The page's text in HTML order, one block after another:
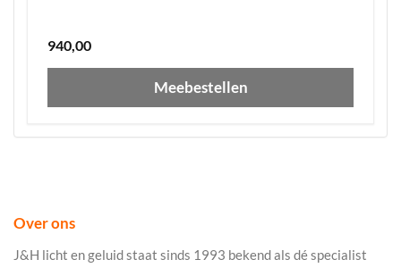
940,00
Meebestellen
Over ons
J&H licht en geluid staat sinds 1993 bekend als dé specialist